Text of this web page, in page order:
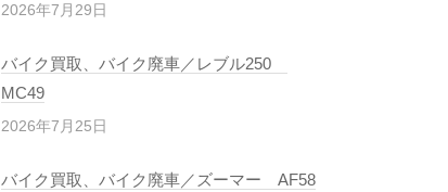
2026年7月29日
バイク買取、バイク廃車／レブル250
MC49
2026年7月25日
バイク買取、バイク廃車／ズーマー AF58